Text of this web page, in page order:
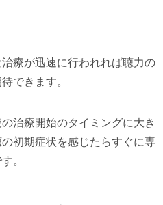
療が迅速に行われれば聴力の
できます。
治療開始のタイミングに大き
初期症状を感じたらすぐに専
。